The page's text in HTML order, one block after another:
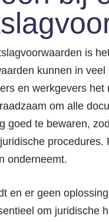
is
kunnen in
en werkgevers
om alle
goed te bewaren,
onderneemt.
en er geen
om juridische